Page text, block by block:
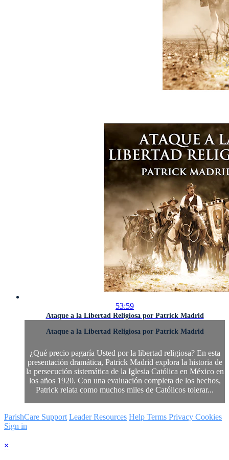
53:59
Ataque a la Libertad Religiosa por Patrick Madrid
Ataque a la Libertad Religiosa por Patrick Madrid
¿Qué precio pagaría Usted por la libertad religiosa? En esta
presentación dramática, Patrick Madrid explora la historia de
la persecución sistemática de la Iglesia Católica en México en
los años 1920. Con una evaluación completa de los hechos,
Patrick relata como muchos miles de Católicos tolerar...
ParishCare Support Leader Resources Help Terms Privacy Cookies
Sign in
×